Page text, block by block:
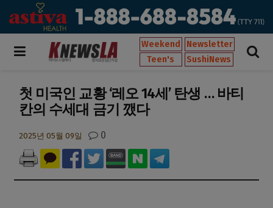
Weekend
Newsletter
Teen's
SushiNews
첫 미국인 교황 ‘레오 14세’ 탄생 … 바티
칸의 수세대 금기 깼다
2025년 05월 09일 0